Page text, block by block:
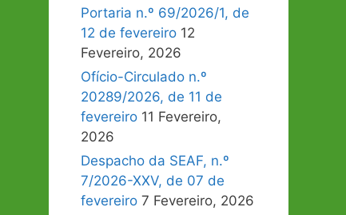
Portaria n.º 69/2026/1, de
12 de fevereiro 12
Fevereiro, 2026
Ofício-Circulado n.º
20289/2026, de 11 de
fevereiro 11 Fevereiro,
2026
Despacho da SEAF, n.º
7/2026-XXV, de 07 de
fevereiro 7 Fevereiro, 2026